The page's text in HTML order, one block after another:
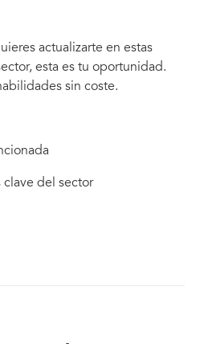
actualizarte en estas
esta es tu oportunidad.
sin coste.
clave del sector